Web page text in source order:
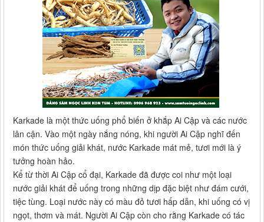
Karkade là một thức uống phổ biến ở khắp Ai Cập và các nước
lân cận. Vào một ngày nắng nóng, khi người Ai Cập nghĩ đến
món thức uống giải khát, nước Karkade mát mẻ, tươi mới là ý
tưởng hoàn hảo.
Kể từ thời Ai Cập cổ đại, Karkade đã được coi như một loại
nước giải khát để uống trong những dịp đặc biệt như đám cưới,
tiệc tùng. Loại nước này có màu đỏ tươi hấp dẫn, khi uống có vị
ngọt, thơm và mát. Người Ai Cập còn cho rằng Karkade có tác